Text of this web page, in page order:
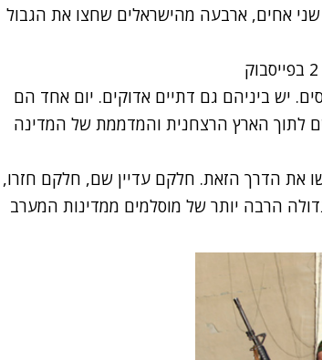
אחים, ארבעה מהישראלים שחצו את הגבול
יש ביניהם גם דתיים אדוקים. יום אחד הם
לתוך הארץ הרצחנית והמדממת של המדינה
בין 30 ל-40 ישראלים עשו את הדרך הזאת. חלקם עדיין שם, חלקם חזרו,
הרבה יותר של מוסלמים ממדינות המערב